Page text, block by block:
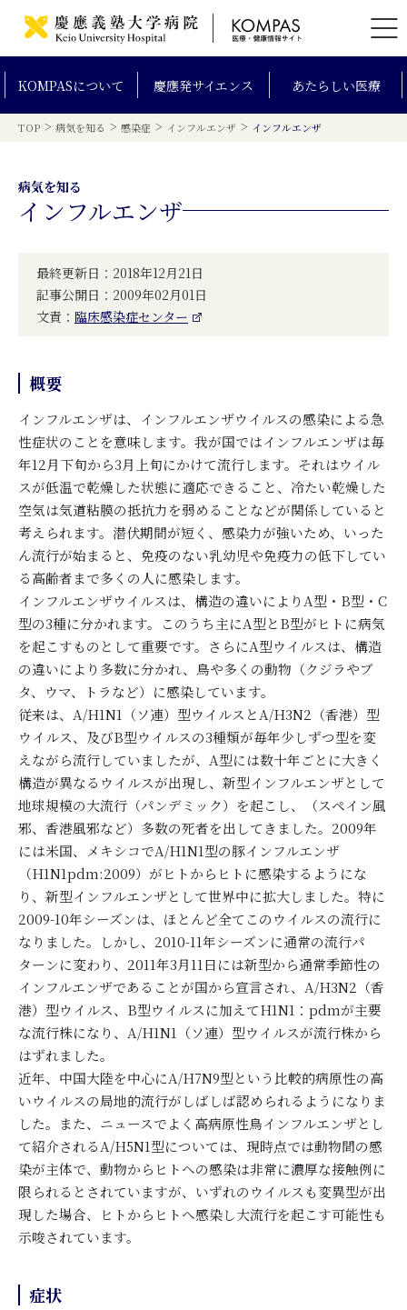
KOMPASについて 慶應発サイエンス あたらしい医療
TOP > 病気を知る > 感染症 > インフルエンザ > インフルエンザ
病気を知る
インフルエンザ
最終更新日：2018年12月21日
記事公開日：2009年02月01日
文責： 臨床感染症センター
概要
インフルエンザは、インフルエンザウイルスの感染による急
性症状のことを意味します。我が国ではインフルエンザは毎
年12月下旬から3月上旬にかけて流行します。それはウイル
スが低温で乾燥した状態に適応できること、冷たい乾燥した
空気は気道粘膜の抵抗力を弱めることなどが関係していると
考えられます。潜伏期間が短く、感染力が強いため、いった
ん流行が始まると、免疫のない乳幼児や免疫力の低下してい
る高齢者まで多くの人に感染します。
インフルエンザウイルスは、構造の違いによりA型・B型・C
型の3種に分かれます。このうち主にA型とB型がヒトに病気
を起こすものとして重要です。さらにA型ウイルスは、構造
の違いにより多数に分かれ、鳥や多くの動物（クジラやブ
タ、ウマ、トラなど）に感染しています。
従来は、A/H1N1（ソ連）型ウイルスとA/H3N2（香港）型
ウイルス、及びB型ウイルスの3種類が毎年少しずつ型を変
えながら流行していましたが、A型には数十年ごとに大きく
構造が異なるウイルスが出現し、新型インフルエンザとして
地球規模の大流行（パンデミック）を起こし、（スペイン風
邪、香港風邪など）多数の死者を出してきました。2009年
には米国、メキシコでA/H1N1型の豚インフルエンザ
（H1N1pdm:2009）がヒトからヒトに感染するようにな
り、新型インフルエンザとして世界中に拡大しました。特に
2009-10年シーズンは、ほとんど全てこのウイルスの流行に
なりました。しかし、2010-11年シーズンに通常の流行パ
ターンに変わり、2011年3月11日には新型から通常季節性の
インフルエンザであることが国から宣言され、A/H3N2（香
港）型ウイルス、B型ウイルスに加えてH1N1：pdmが主要
な流行株になり、A/H1N1（ソ連）型ウイルスが流行株から
はずれました。
近年、中国大陸を中心にA/H7N9型という比較的病原性の高
いウイルスの局地的流行がしばしば認められるようになりま
した。また、ニュースでよく高病原性鳥インフルエンザとし
て紹介されるA/H5N1型については、現時点では動物間の感
染が主体で、動物からヒトへの感染は非常に濃厚な接触例に
限られるとされていますが、いずれのウイルスも変異型が出
現した場合、ヒトからヒトへ感染し大流行を起こす可能性も
示唆されています。
症状